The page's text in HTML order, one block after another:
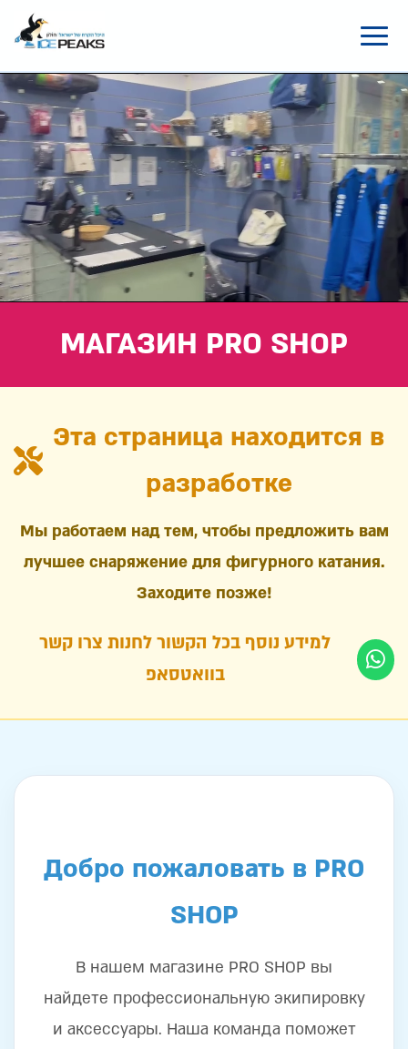
МАГАЗИН PRO SHOP
Эта страница находится в
разработке
Мы работаем над тем, чтобы предложить вам
лучшее снаряжение для фигурного катания.
Заходите позже!
למידע נוסף בכל הקשור לחנות צרו קשר
בוואטסאפ
Добро пожаловать в PRO
SHOP
В нашем магазине PRO SHOP вы
найдете профессиональную экипировку
и аксессуары. Наша команда поможет